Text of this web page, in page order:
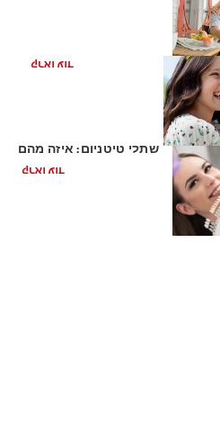
קראו עוד
שתלי טיטניום: איזה מהם
הוא הנכון עבורכם?קראו עוד